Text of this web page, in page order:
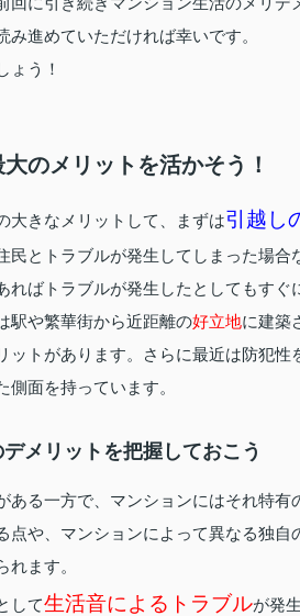
み進めていただければ幸いです。
ょう！
のメリットを活かそう！
大きなメリットして、まずは引越し
民とトラブルが発生してしまった場
ればトラブルが発生したとしてもすぐ
駅や繁華街から近距離の好立地に建築
ットがあります。さらに最近は防犯
側面を持っています。
メリットを把握しておこう
ある一方で、マンションにはそれ特
点や、マンションによって異なる独
ます。
して生活音によるトラブルが発